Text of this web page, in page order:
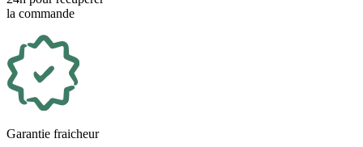
la commande
Garantie fraicheur